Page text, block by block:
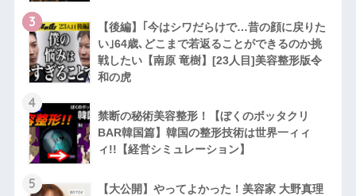
3
【後編】｢今はシワだらけで…昔の顔に戻りた
い｣64歳､どこまで若返ることができるのか挑
戦したい【南原 竜樹】[23人目]美容整形版令
和の虎
4
禁断の秘術美容整形！【ぼくのボッタクリ
BAR韓国篇】韓国の整形技術は世界一ィィ
ィ!!【経営シミュレーション】
5
【大公開】やってよかった！美容家 大野真理